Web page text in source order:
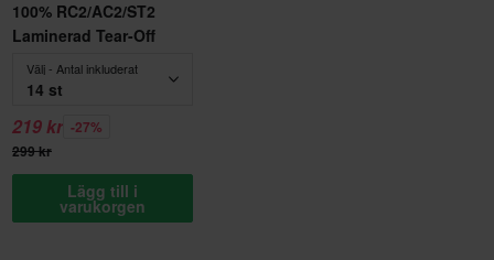
100% RC2/AC2/ST2
Laminerad Tear-Off
Välj - Antal inkluderat
14 st
219 kr -27%
299 kr
Lägg till i
varukorgen